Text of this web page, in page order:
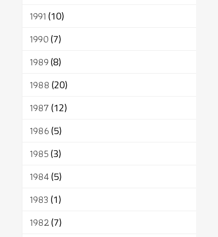
1991 (10)
1990(7)
1989(8)
1988 (20)
1987(12)
1986(5)
1985(3)
1984(5)
1983 (1)
1982(7)